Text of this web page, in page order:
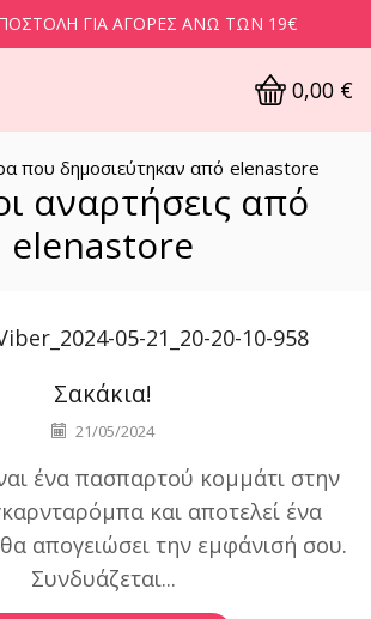
ΓΙΑ ΑΓΟΡΈΣ ΆΝΩ ΤΩΝ 19€
0,00 €
που δημοσιεύτηκαν από elenastore
αναρτήσεις από
elenastore
Σακάκια!
21/05/2024
ένα πασπαρτού κομμάτι στην
και αποτελεί ένα
απογειώσει την εμφάνισή σου.
Συνδυάζεται...